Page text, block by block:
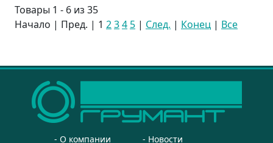
Товары 1 - 6 из 35
Начало | Пред. | 1 234 5 | След. | Конец | Все
О компании
Новости